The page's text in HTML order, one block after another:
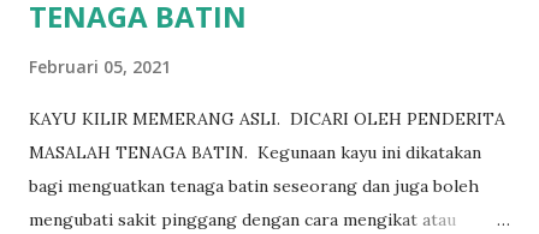
TENAGA BATIN
Februari 05, 2021
KAYU KILIR MEMERANG ASLI. DICARI OLEH PENDERITA
MASALAH TENAGA BATIN. Kegunaan kayu ini dikatakan
bagi menguatkan tenaga batin seseorang dan juga boleh
mengubati sakit pinggang dengan cara mengikat atau